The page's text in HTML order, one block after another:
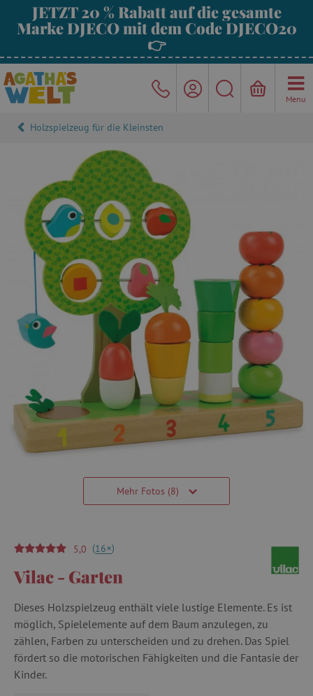
JETZT 20 % Rabatt auf die gesamte
Marke DJECO mit dem Code DJECO20
👉
Menu
Holzspielzeug für die Kleinsten
Mehr Fotos (8)
5,0 (16+)
Vilac - Garten
Dieses Holzspielzeug enthält viele lustige Elemente. Es ist
möglich, Spielelemente auf dem Baum anzulegen, zu
zählen, Farben zu unterscheiden und zu drehen. Das Spiel
fördert so die motorischen Fähigkeiten und die Fantasie der
Kinder.